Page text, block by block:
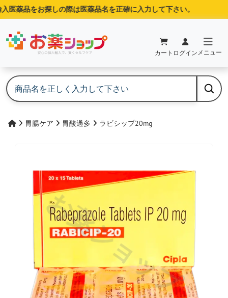
薬品をお探しの際は医薬品名を正確に入力して下さい。
カート ログイン メニュー
胃腸ケア 胃酸過多 ラビシップ20mg
お薬ショップ